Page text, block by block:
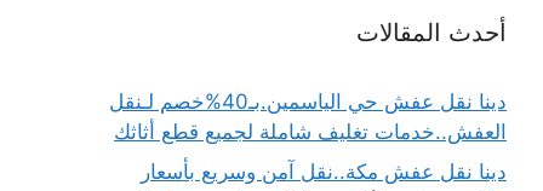
أحدث المقالات
دينا نقل عفش حي الياسمين.بـ40%خصم لـنقل
العفش..خدمات تغليف شاملة لجميع قطع أثاثك
دينا نقل عفش مكة..نقل آمن وسريع بأسعار